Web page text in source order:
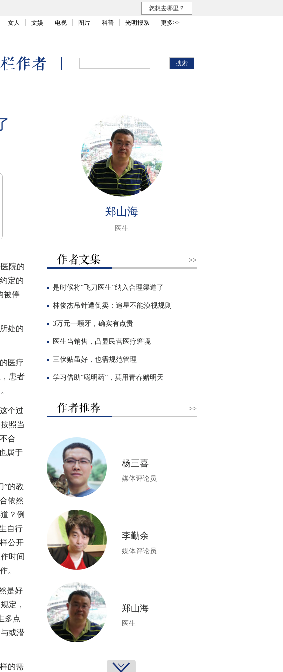
您想去哪里？
女人 文娱 电视 图片 科普 光明报系 更多>>
院的
定的
被停
处的
医疗
患者
个过
照当
合
属于
”的教
依然
？例
自行
公开
时间
。
是好
定，
多点
或潜
的需
郑山海
医生
>>
是时候将“飞刀医生”纳入合理渠道了
林俊杰吊针遭倒卖：追星不能漠视规则
3万元一颗牙，确实有点贵
医生当销售，凸显民营医疗窘境
三伏贴虽好，也需规范管理
学习借助“聪明药”，莫用青春赌明天
>>
杨三喜
媒体评论员
李勤余
媒体评论员
郑山海
医生